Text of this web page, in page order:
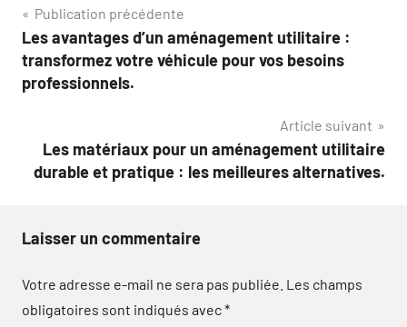
Navigation
de
l’article
Publication précédente
Les avantages d’un aménagement utilitaire :
transformez votre véhicule pour vos besoins
professionnels.
Article suivant
Les matériaux pour un aménagement utilitaire
durable et pratique : les meilleures alternatives.
Laisser un commentaire
Votre adresse e-mail ne sera pas publiée. Les champs
obligatoires sont indiqués avec*